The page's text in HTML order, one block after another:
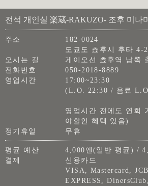
전석 개인실 楽蔵-RAKUZO- 조후 미나
주소
182-0024
도쿄도 쵸후시 후타 4-
오시는 길
게이오선 쵸후역 남쪽
전화번호
050-2018-8889
영업시간
17:00~23:30
(L.O. 22:30 / 음료
영업시간 전에도 연회
야할인 혜택 있음)
정기휴일
무휴
평균 예산
4,000엔(일반 평균) /
결제
신용카드
VISA, Mastercard,
EXPRESS,